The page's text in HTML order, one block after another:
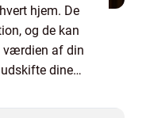
hjem. De
og de kan
værdien af din
dine
v...